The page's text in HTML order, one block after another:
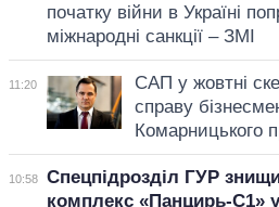
початку війни в Україні
міжнародні санкції – ЗМІ
11:20
САП у жовтні
справу
Комарницького
10:58
Спецпідрозділ ГУР
комплекс «Панцирь-С1»